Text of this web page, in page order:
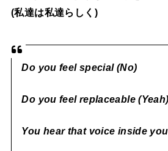
(私達は私達らしく)
Do you feel special (No)
Do you feel replaceable (Yeah)
You hear that voice inside